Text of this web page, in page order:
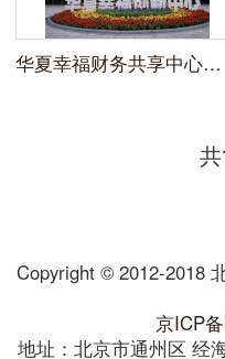
华夏幸福财务共享中心案例
共
Copyright © 2012-2018
京ICP
地址：北京市通州区 经